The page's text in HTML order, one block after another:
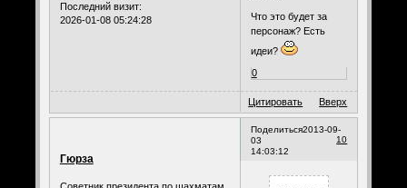
Последний визит:
2026-01-08 05:24:28
Что это будет за
персонаж? Есть
идеи?
0
Цитировать Вверх
Поделиться
10
2013-09-
03
14:03:12
Гюрза